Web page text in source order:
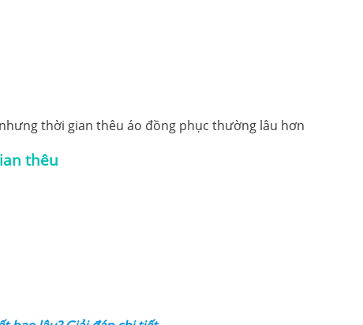
thời gian thêu áo đồng phục thường lâu hơn
thêu